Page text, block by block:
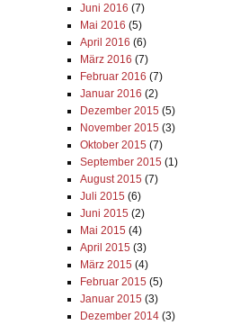
Juni 2016 (7)
Mai 2016 (5)
April 2016 (6)
März 2016 (7)
Februar 2016 (7)
Januar 2016 (2)
Dezember 2015 (5)
November 2015 (3)
Oktober 2015 (7)
September 2015 (1)
August 2015 (7)
Juli 2015 (6)
Juni 2015 (2)
Mai 2015 (4)
April 2015 (3)
März 2015 (4)
Februar 2015 (5)
Januar 2015 (3)
Dezember 2014(3)